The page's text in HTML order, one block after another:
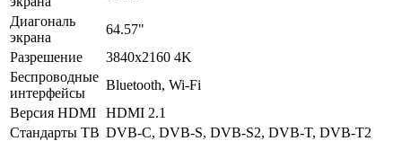
Диагональ
экрана
64.57"
Разрешение
3840x2160 4K
Беспроводные
интерфейсы
Bluetooth, Wi-Fi
Версия HDMI
HDMI 2.1
Стандарты ТВ DVB-C, DVB-S, DVB-S2, DVB-T, DVB-T2